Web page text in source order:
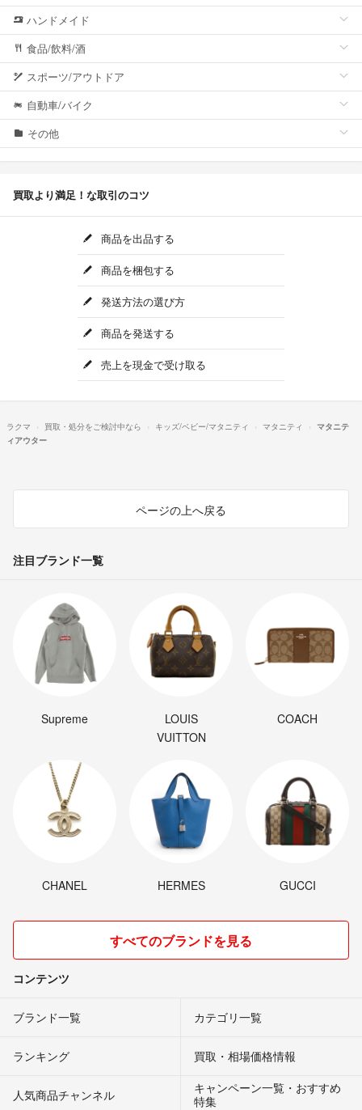
ハンドメイド
食品/飲料/酒
スポーツ/アウトドア
自動車/バイク
その他
買取より満足！な取引のコツ
商品を出品する
商品を梱包する
発送方法の選び方
商品を発送する
売上を現金で受け取る
ラクマ 買取・処分をご検討中なら キッズ/ベビー/マタニティ マタニティ
マタニテ
ィアウター
ページの上へ戻る
注目ブランド一覧
Supreme
LOUIS
VUITTON
COACH
CHANEL HERMES GUCCI
すべてのブランドを見る
コンテンツ
ブランド一覧 カテゴリ一覧
ランキング 買取・相場価格情報
人気商品チャンネル
キャンペーン一覧・おすすめ
特集